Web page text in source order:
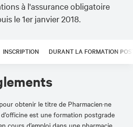
à l'assurance obligatoire
le 1er janvier 2018.
INSCRIPTION DURANT LA FORMATION
obtenir le titre de Pharmacien·ne
est une formation postgrade